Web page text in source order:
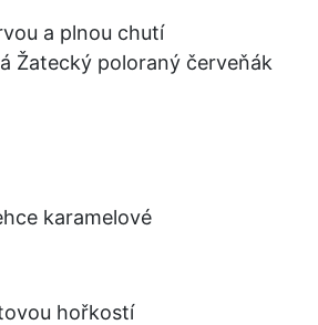
a plnou chutí
Žatecký poloraný červeňák
karamelové
hořkostí